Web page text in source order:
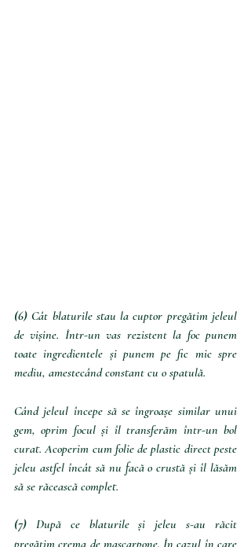
(6) Cât blaturile stau la cuptor pregătim jeleul
de vișine. Într-un vas rezistent la foc punem
toate ingredientele și punem pe fic mic spre
mediu, amestecând constant cu o spatulă.
Când jeleul începe să se îngroașe similar unui
gem, oprim focul și îl transferăm într-un bol
curat. Acoperim cum folie de plastic direct peste
jeleu astfel încât să nu facă o crustă și îl lăsăm
să se răcească complet.
(7) După ce blaturile și jeleu s-au răcit
pregătim crema de mascarpone. În cazul în care